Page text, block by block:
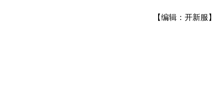
【编辑：开新服】